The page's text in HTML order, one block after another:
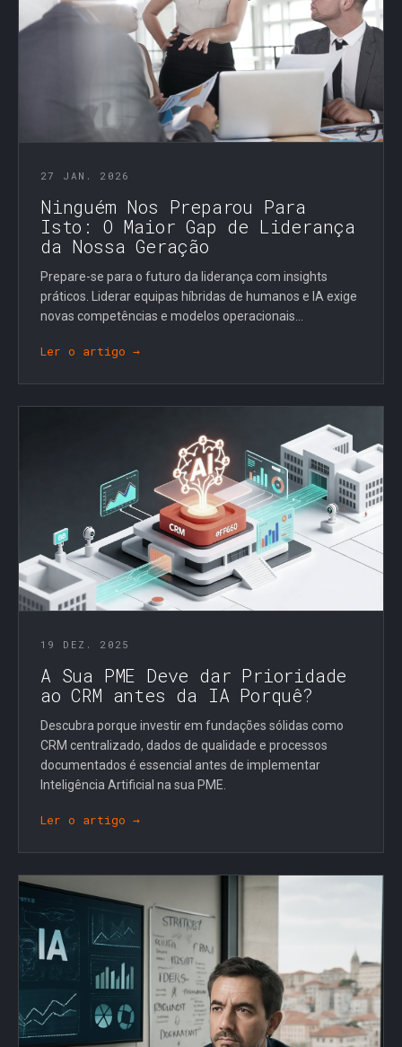
27 JAN. 2026
Ninguém Nos Preparou Para
Isto: O Maior Gap de Liderança
da Nossa Geração
Prepare-se para o futuro da liderança com insights
práticos. Liderar equipas híbridas de humanos e IA exige
novas competências e modelos operacionais...
Ler o artigo →
19 DEZ. 2025
A Sua PME Deve dar Prioridade
ao CRM antes da IA Porquê?
Descubra porque investir em fundações sólidas como
CRM centralizado, dados de qualidade e processos
documentados é essencial antes de implementar
Inteligência Artificial na sua PME.
Ler o artigo →